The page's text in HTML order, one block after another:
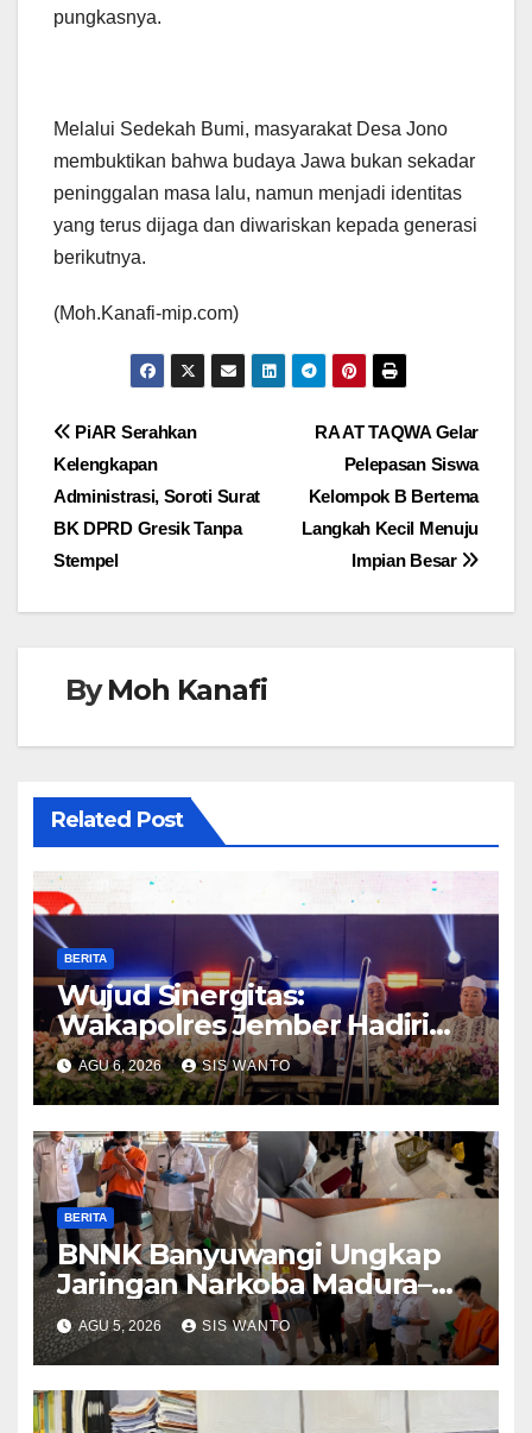
pungkasnya.
Melalui Sedekah Bumi, masyarakat Desa Jono
membuktikan bahwa budaya Jawa bukan sekadar
peninggalan masa lalu, namun menjadi identitas
yang terus dijaga dan diwariskan kepada generasi
berikutnya.
(Moh.Kanafi-mip.com)
Navigasi
pos
RA AT TAQWA Gelar
Pelepasan Siswa
Kelompok B Bertema
Langkah Kecil Menuju
Impian Besar
PiAR Serahkan
Kelengkapan
Administrasi, Soroti Surat
BK DPRD Gresik Tanpa
Stempel
ByMoh Kanafi
Related Post
BERITA
Wujud Sinergitas:
Wakapolres Jember Hadiri
Sholawat & Doa Sambut HUT
RI ke-81
AGU 6, 2026 SIS WANTO
BERITA
BNNK Banyuwangi Ungkap
Jaringan Narkoba Madura–
Bali
AGU 5, 2026 SIS WANTO